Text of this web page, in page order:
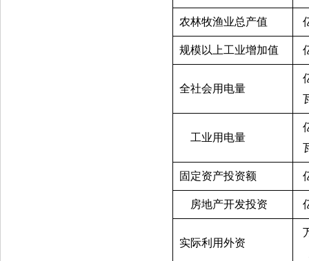
农林牧渔业总产值
规模以上工业增加值
全社会用电量
工业用电量
固定资产投资额
房地产开发投资
实际利用外资